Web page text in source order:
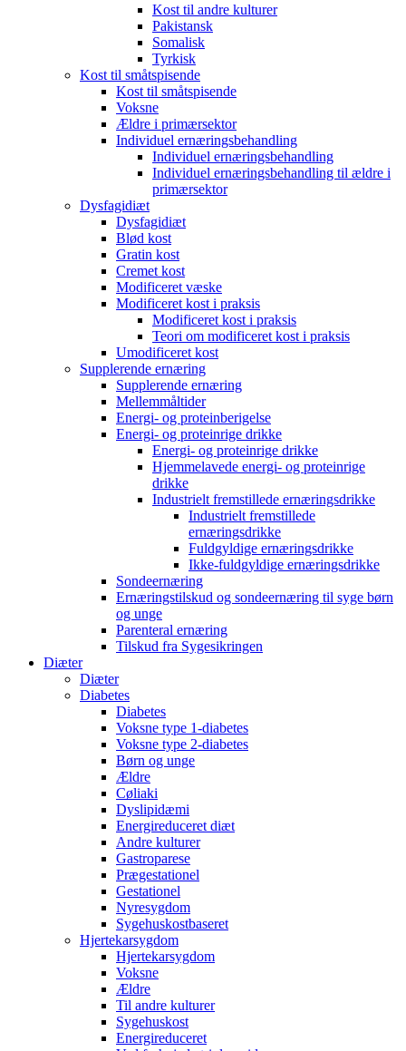
Kost til andre kulturer
Pakistansk
Somalisk
Tyrkisk
Kost til småtspisende
Kost til småtspisende
Voksne
Ældre i primærsektor
Individuel ernæringsbehandling
Individuel ernæringsbehandling
Individuel ernæringsbehandling til ældre i
primærsektor
Dysfagidiæt
Dysfagidiæt
Blød kost
Gratin kost
Cremet kost
Modificeret væske
Modificeret kost i praksis
Modificeret kost i praksis
Teori om modificeret kost i praksis
Umodificeret kost
Supplerende ernæring
Supplerende ernæring
Mellemmåltider
Energi- og proteinberigelse
Energi- og proteinrige drikke
Energi- og proteinrige drikke
Hjemmelavede energi- og proteinrige
drikke
Industrielt fremstillede ernæringsdrikke
Industrielt fremstillede
ernæringsdrikke
Fuldgyldige ernæringsdrikke
Ikke-fuldgyldige ernæringsdrikke
Sondeernæring
Ernæringstilskud og sondeernæring til syge børn
og unge
Parenteral ernæring
Tilskud fra Sygesikringen
Diæter
Diæter
Diabetes
Diabetes
Voksne type 1-diabetes
Voksne type 2-diabetes
Børn og unge
Ældre
Cøliaki
Dyslipidæmi
Energireduceret diæt
Andre kulturer
Gastroparese
Prægestationel
Gestationel
Nyresygdom
Sygehuskostbaseret
Hjertekarsygdom
Hjertekarsygdom
Voksne
Ældre
Til andre kulturer
Sygehuskost
Energireduceret